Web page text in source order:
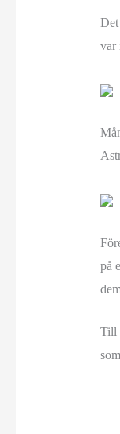
var
på
Till